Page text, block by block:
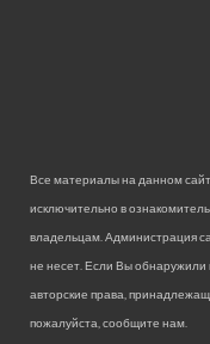
Все материалы на данном
исключительно в
владельцам. Администрация
не несет. Если Вы
авторские права,
пожалуйста, сообщите нам.